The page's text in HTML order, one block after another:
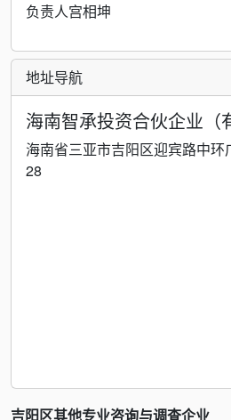
负责人宫相坤
地址导航
海南智承投资合伙企业（
海南省三亚市吉阳区迎宾路中
28
吉阳区其他专业咨询与调查企业